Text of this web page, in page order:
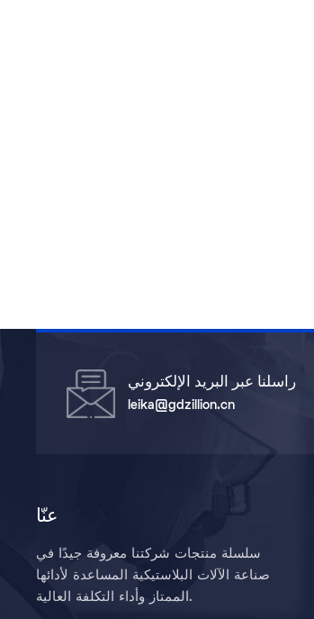
راسلنا عبر البريد الإلكتروني
leika@gdzillion.cn
عنّا
سلسلة منتجات شركتنا معروفة جيدًا في
صناعة الآلات البلاستيكية المساعدة لأدائها
الممتاز وأداء التكلفة العالية.